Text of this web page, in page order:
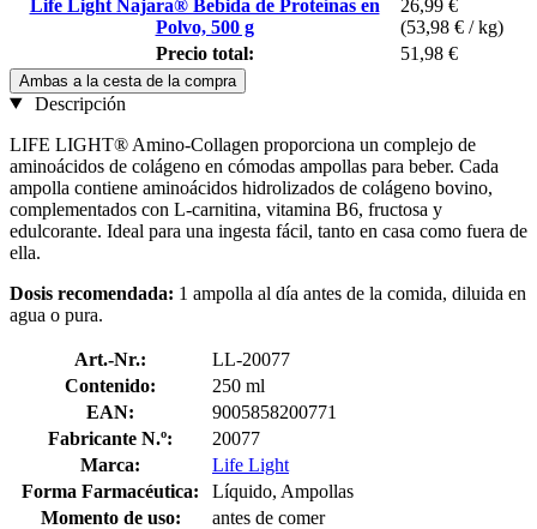
Life Light Najara® Bebida de Proteínas en
Polvo, 500 g
26,99 €
(53,98 € / kg)
Precio total:
51,98 €
Ambas a la cesta de la compra
Descripción
LIFE LIGHT® Amino-Collagen proporciona un complejo de
aminoácidos de colágeno en cómodas ampollas para beber. Cada
ampolla contiene aminoácidos hidrolizados de colágeno bovino,
complementados con L-carnitina, vitamina B6, fructosa y
edulcorante. Ideal para una ingesta fácil, tanto en casa como fuera de
ella.
Dosis recomendada: 1 ampolla al día antes de la comida, diluida en
agua o pura.
Art.-Nr.:
LL-20077
Contenido:
250 ml
EAN:
9005858200771
Fabricante N.º:
20077
Marca:
Life Light
Forma Farmacéutica:
Líquido, Ampollas
Momento de uso:
antes de comer